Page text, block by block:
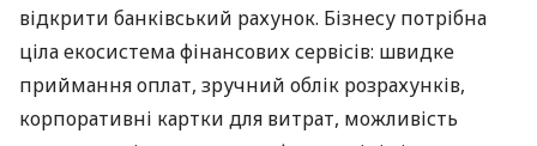
відкрити банківський рахунок. Бізнесу потрібна
ціла екосистема фінансових сервісів: швидке
приймання оплат, зручний облік розрахунків,
корпоративні картки для витрат, можливість